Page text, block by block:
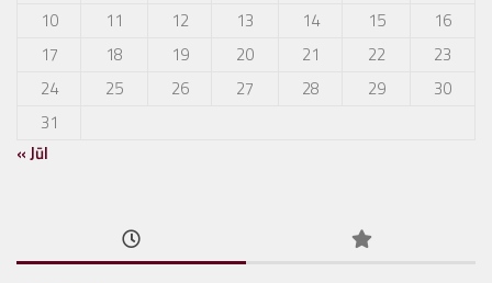
10
11 12 13 14 15
16
17
18 19 20 21 22
23
24
25 26 27 28 29
30
31
« Jūl